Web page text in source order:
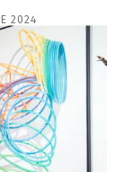
2024